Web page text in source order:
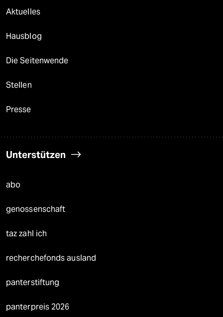
Aktuelles
Hausblog
Die Seitenwende
Stellen
Presse
Unterstützen
abo
genossenschaft
taz zahl ich
recherchefonds ausland
panterstiftung
panterpreis 2026